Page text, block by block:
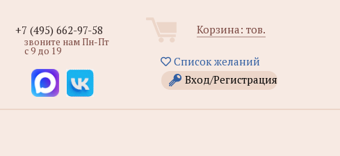
Корзина: тов.
Список желаний
Вход/Регистрация
+7 (495) 662-97-58
звоните нам Пн-Пт
с 9 до 19